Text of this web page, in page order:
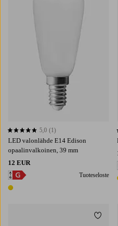
LED valonlähde E14 Edison
opaalinvalkoinen, 39 mm
12 EUR
Tuoteseloste
1 väri
5,0 perustuen 1 arvosanaan
5,0 (1)
Lisää